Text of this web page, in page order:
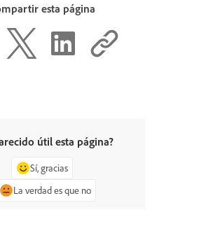
esta página
útil esta página?
Sí, gracias
La verdad es que no